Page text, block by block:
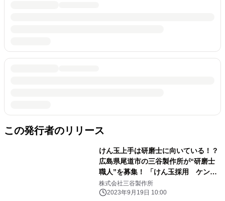
この発行者のリリース
けん玉上手は研磨士に向いている！？
広島県尾道市の三谷製作所が“研磨士
職人”を募集！ 「けん玉採用 ケンダ
マ×ケンマ」9月19日開始
株式会社三谷製作所
2023年9月19日 10:00